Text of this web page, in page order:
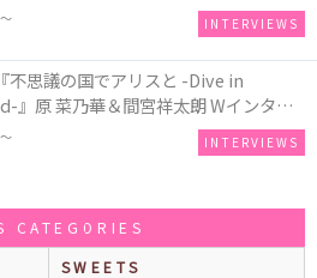
INTERVIEWS
不思議の国でアリスと -Dive in
』原 菜乃華＆間宮祥太朗 Wインタビ
INTERVIEWS
CATEGORIES
SWEETS